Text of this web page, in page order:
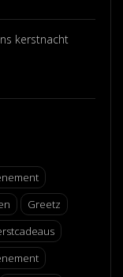
kerstnacht
Greetz